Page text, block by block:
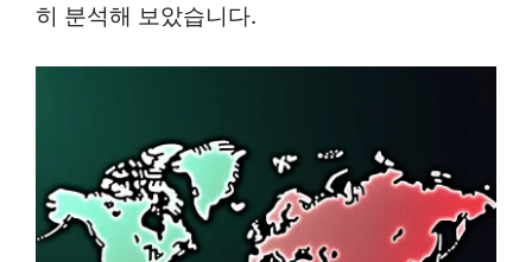
히 분석해 보았습니다.